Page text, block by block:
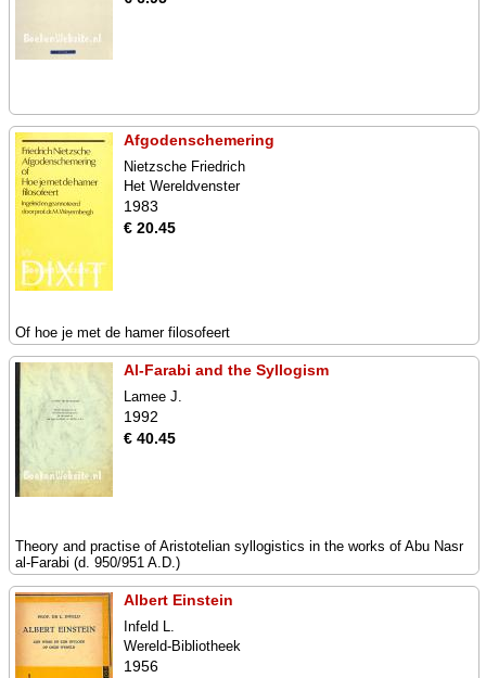
Afgodenschemering
Nietzsche Friedrich
Het Wereldvenster
1983
€ 20.45
Of hoe je met de hamer filosofeert
Al-Farabi and the Syllogism
Lamee J.
1992
€ 40.45
Theory and practise of Aristotelian syllogistics in the works of Abu Nasr
al-Farabi (d. 950/951 A.D.)
Albert Einstein
Infeld L.
Wereld-Bibliotheek
1956